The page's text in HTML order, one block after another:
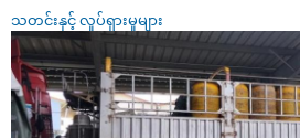
သတင်းနှင့် လှုပ်ရှားမှုများ